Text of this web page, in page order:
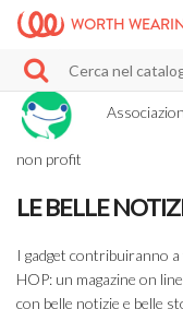
WORTH
non profit
LE BELLE
I gadget contribuiranno
HOP: un magazine on
con belle notizie e belle